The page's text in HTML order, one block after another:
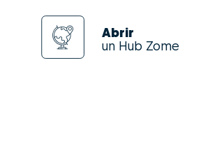
Abrir
un Hub Zome